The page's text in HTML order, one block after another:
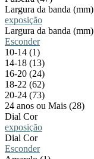
Largura da banda (mm)
exposição
Largura da banda (mm)
Esconder
10-14 (1)
14-18 (13)
16-20 (24)
18-22 (62)
20-24 (73)
24 anos ou Mais (28)
Dial Cor
exposição
Dial Cor
Esconder